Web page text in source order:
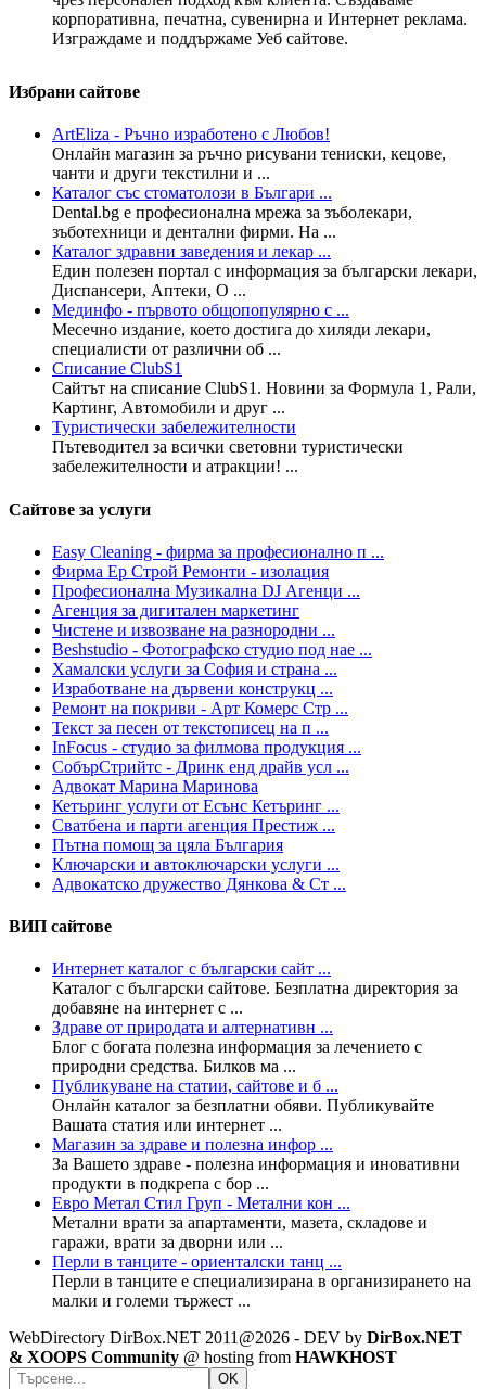
корпоративна, печатна, сувенирна и Интернет реклама.
Изграждаме и поддържаме Уеб сайтове.
Избрани сайтове
ArtEliza - Ръчно изработено с Любов!
Онлайн магазин за ръчно рисувани тениски, кецове,
чанти и други текстилни и ...
Каталог със стоматолози в Българи ...
Dental.bg е професионална мрежа за зъболекари,
зъботехници и дентални фирми. На ...
Каталог здравни заведения и лекар ...
Един полезен портал с информация за български лекари,
Диспансери, Аптеки, О ...
Мединфо - първото общопопулярно с ...
Месечно издание, което достига до хиляди лекари,
специалисти от различни об ...
Списание ClubS1
Сайтът на списание ClubS1. Новини за Формула 1, Рали,
Картинг, Автомобили и друг ...
Туристически забележителности
Пътеводител за всички световни туристически
забележителности и атракции! ...
Сайтове за услуги
Easy Cleaning - фирма за професионално п ...
Фирма Ер Строй Ремонти - изолация
Професионална Музикална DJ Агенци ...
Агенция за дигитален маркетинг
Чистене и извозване на разнородни ...
Beshstudio - Фотографско студио под нае ...
Хамалски услуги за София и страна ...
Изработване на дървени конструкц ...
Ремонт на покриви - Арт Комерс Стр ...
Текст за песен от текстописец на п ...
InFocus - студио за филмова продукция ...
СобърСтрийтс - Дринк енд драйв усл ...
Адвокат Марина Маринова
Кетъринг услуги от Есънс Кетъринг ...
Сватбена и парти агенция Престиж ...
Пътна помощ за цяла България
Ключарски и автоключарски услуги ...
Адвокатско дружество Дянкова & Ст ...
ВИП сайтове
Интернет каталог с български сайт ...
Каталог с български сайтове. Безплатна директория за
добавяне на интернет с ...
Здраве от природата и алтернативн ...
Блог с богата полезна информация за лечението с
природни средства. Билков ма ...
Публикуване на статии, сайтове и б ...
Онлайн каталог за безплатни обяви. Публикувайте
Вашата статия или интернет ...
Магазин за здраве и полезна инфор ...
За Вашето здраве - полезна информация и иновативни
продукти в подкрепа с бор ...
Евро Метал Стил Груп - Метални кон ...
Метални врати за апартаменти, мазета, складове и
гаражи, врати за дворни или ...
Перли в танците - ориенталски танц ...
Перли в танците е специализирана в организирането на
малки и големи тържест ...
WebDirectory DirBox.NET 2011@2026 - DEV by DirBox.NET
& XOOPS Community @ hosting from HAWKHOST
OK